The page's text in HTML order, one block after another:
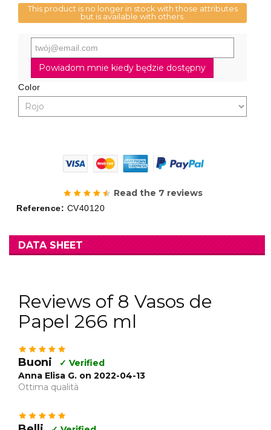
This product is no longer in stock with those attributes
but is available with others.
Powiadom mnie kiedy będzie dostępny
Color
Read the 7 reviews
Reference: CV40120
DATA SHEET
Reviews of 8 Vasos de
Papel 266 ml
Buoni
✓ Verified
Anna Elisa G. on 2022-04-13
Ottima qualità